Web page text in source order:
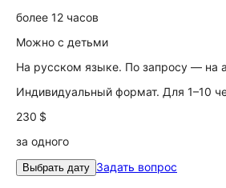
более 12 часов
Можно с детьми
На русском языке. По запросу — на
Индивидуальный формат. Для 1–10
230 $
за одного
Выбрать дату Задать вопрос